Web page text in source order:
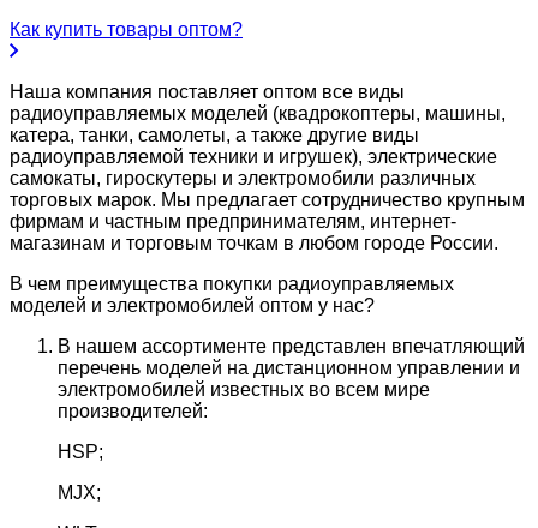
Как купить товары оптом?
Наша компания поставляет оптом все виды
радиоуправляемых моделей (квадрокоптеры, машины,
катера, танки, самолеты, а также другие виды
радиоуправляемой техники и игрушек), электрические
самокаты, гироскутеры и электромобили различных
торговых марок. Мы предлагает сотрудничество крупным
фирмам и частным предпринимателям, интернет-
магазинам и торговым точкам в любом городе России.
В чем преимущества покупки радиоуправляемых
моделей и электромобилей оптом у нас?
В нашем ассортименте представлен впечатляющий
перечень моделей на дистанционном управлении и
электромобилей известных во всем мире
производителей:
HSP;
MJX;